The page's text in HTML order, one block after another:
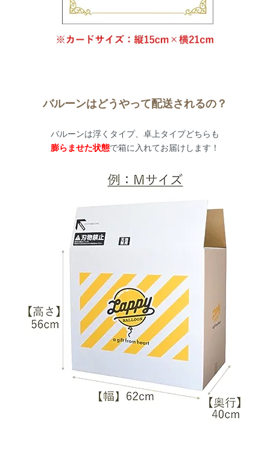
バルーンはどうやって配送されるの？
バルーンは浮くタイプ、卓上タイプどちらも
膨らませた状態で箱に入れてお届けします！